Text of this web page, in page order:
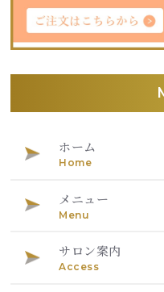
ホーム
Home
メニュー
Menu
サロン案内
Access